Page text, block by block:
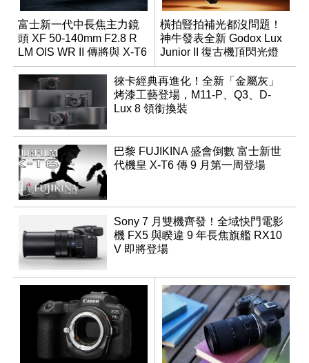
富士新一代中長焦主力鏡
頭 XF 50-140mm F2.8 R
LM OIS WR II 傳將與 X-T6
同步亮相
橫拍豎拍補光都沒問題！
神牛發表全新 Godox Lux
Junior II 復古機頂閃光燈
徠卡經典再進化！全新「金屬灰」
烤漆工藝登場，M11-P、Q3、D-
Lux 8 領銜換裝
巴黎 FUJIKINA 盛會倒數 富士新世
代機皇 X-T6 傳 9 月第一周登場
Sony 7 月雙機齊發！全域快門電影
機 FX5 與睽違 9 年長焦旗艦 RX10
V 即將登場